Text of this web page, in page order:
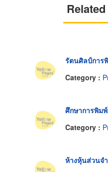
รัตนศิลป์การ
Category :
ศึกษาการพิม
Category :
ห้างหุ้นส่วนจ